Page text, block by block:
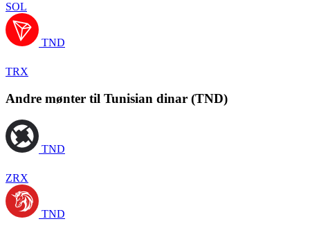
SOL
TND
TRX
Andre mønter til Tunisian dinar (TND)
TND
ZRX
TND